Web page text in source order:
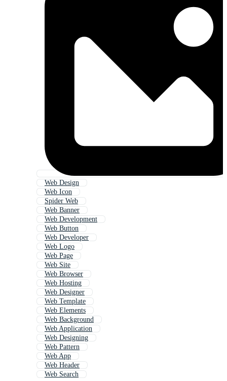
Web Design
Web Icon
Spider Web
Web Banner
Web Development
Web Button
Web Developer
Web Logo
Web Page
Web Site
Web Browser
Web Hosting
Web Designer
Web Template
Web Elements
Web Background
Web Application
Web Designing
Web Pattern
Web App
Web Header
Web Search